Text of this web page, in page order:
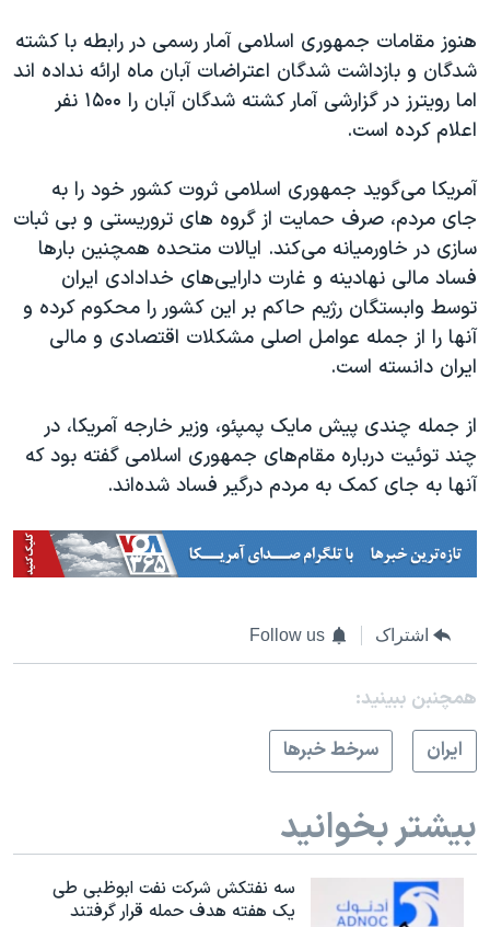
هنوز مقامات جمهوری اسلامی آمار رسمی در رابطه با کشته
شدگان و بازداشت شدگان اعتراضات آبان ماه ارائه نداده اند
اما رویترز در گزارشی آمار کشته شدگان آبان را ۱۵۰۰ نفر
اعلام کرده است.
آمریکا می‌گوید جمهوری اسلامی ثروت کشور خود را به
جای مردم، صرف حمایت از گروه های تروریستی و بی ثبات
سازی در خاورمیانه می‌کند. ایالات متحده همچنین بارها
فساد مالی نهادینه و غارت دارایی‌های خدادادی ایران
توسط وابستگان رژیم حاکم بر این کشور را محکوم کرده و
آنها را از جمله عوامل اصلی مشکلات اقتصادی و مالی
ایران دانسته است.
از جمله چندی پیش مایک پمپئو، وزیر خارجه آمریکا، در
چند توئیت درباره مقام‌های جمهوری اسلامی گفته بود که
آنها به جای کمک به مردم درگیر فساد شده‌اند.
اشتراک Follow us
همچنبن ببینید:
ايران
سرخط خبرها
بیشتر بخوانید
سه نفتکش شرکت نفت ابوظبی طی
یک هفته هدف حمله قرار گرفتند